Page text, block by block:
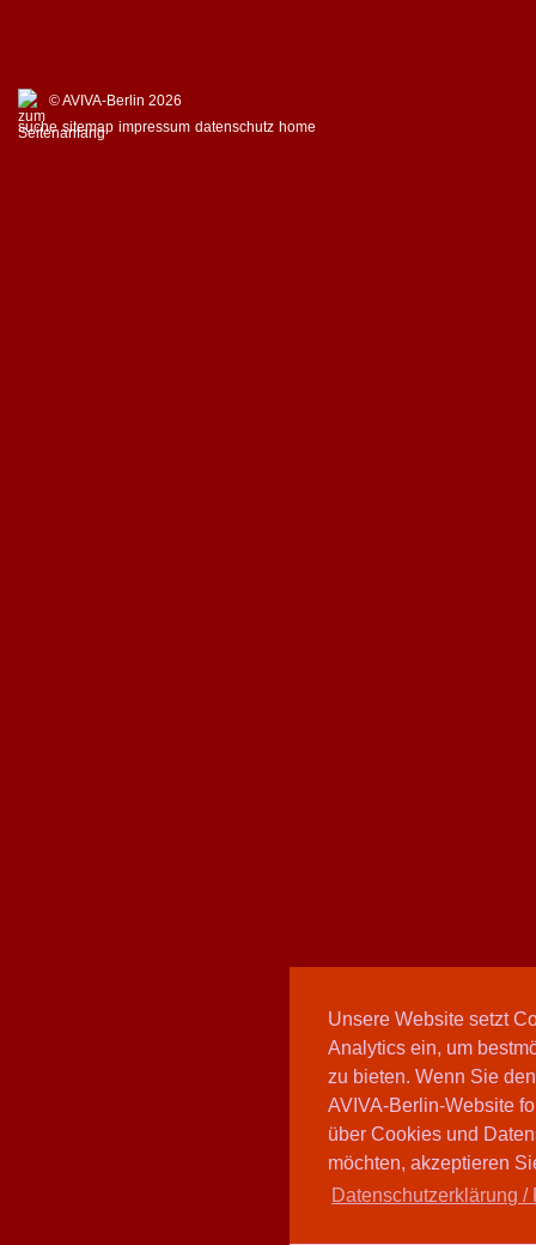
Unsere Website setzt
Analytics ein, um
zu bieten. Wenn Sie
AVIVA-Berlin-Website
über Cookies und
möchten, akzeptieren
Datenschutzerklärung /
© AVIVA-Berlin 2026
suche sitemap impressum datenschutz home